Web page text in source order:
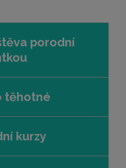
porodní
těhotné
kurzy